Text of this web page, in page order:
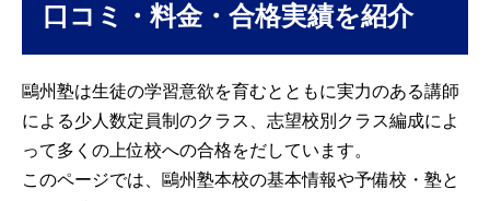
口コミ・料金・合格実績を紹介
鷗州塾は生徒の学習意欲を育むとともに実力のある講師
による少人数定員制のクラス、志望校別クラス編成によ
って多くの上位校への合格をだしています。
このページでは、鷗州塾本校の基本情報や予備校・塾と